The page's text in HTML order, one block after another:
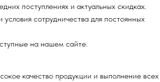
поступлениях и актуальных скидках.
сотрудничества для постоянных
на нашем сайте.
качество продукции и выполнение всех